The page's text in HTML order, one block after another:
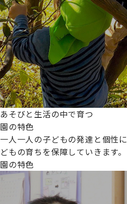
あそびと生活の中で育つ
園の特色
一人一人の子どもの発達と個性
どもの育ちを保障していきます。
園の特色